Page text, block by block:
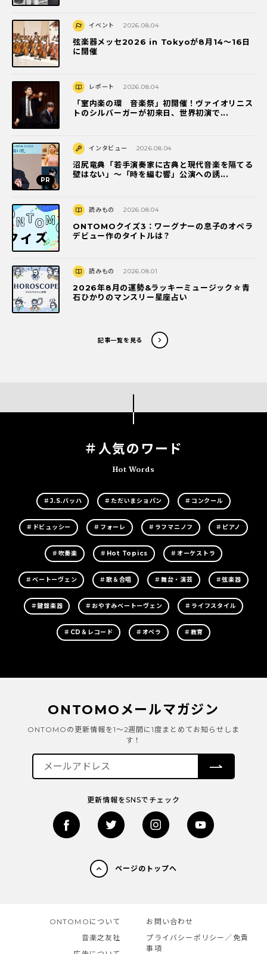
イベント 2026.08.04
弦楽器メッセ2026 in Tokyoが8月14～16日
に開催
レポート 2026.08.04
「室内楽の環 音楽祭」初開催！ヴァイオリニス
トのシルバーガーが初来日、世界初演で...
インタビュー 2026.08.04
沼尻竜典「若手演奏家に古典と現代音楽を隔てる
壁はない」～「時を編む響」公演への誘...
読みもの 2026.08.04
ONTOMOクイズ3：ワーグナーの息子のオペラ
デビュー作のタイトルは？
読みもの 2026.08.01
2026年8月の運勢&ラッキーミュージック☆青
石ひかりのマンスリー星座占い
記事一覧を見る
＃人気のワード
Hot Words
＃J.S.バッハ ＃ただいまショパン ＃コンクール
＃ドビュッシー ＃フォーレ ＃ラフマニノフ ＃ピアノ
＃吹奏楽 ＃Hot Topics ＃オーケストラ
＃ベートーヴェン ＃歌＆合唱 ＃舞台・演芸 ＃弦楽器
＃鍵盤楽器 ＃おやすみベートーヴェン ＃ライフスタイル
＃CD＆レコード ＃オペラ ＃教育
ONTOMOメールマガジン
ONTOMOの更新情報を1～2週間に1度まとめてお知らせしま
す！
更新情報をSNSでチェック
ページのトップへ
ONTOMOについて
音楽之友社
お問い合わせ
プライバシーポリシー／免責
事項